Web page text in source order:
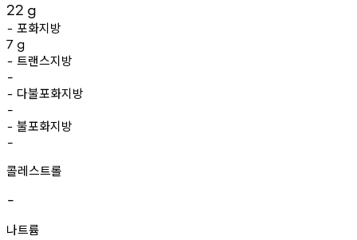
22 g
- 포화지방
7 g
- 트랜스지방
-
- 다불포화지방
-
- 불포화지방
-
콜레스트롤
-
나트륨